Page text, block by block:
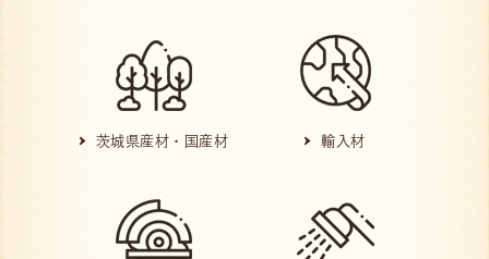
茨城県産材・国産材 輸入材